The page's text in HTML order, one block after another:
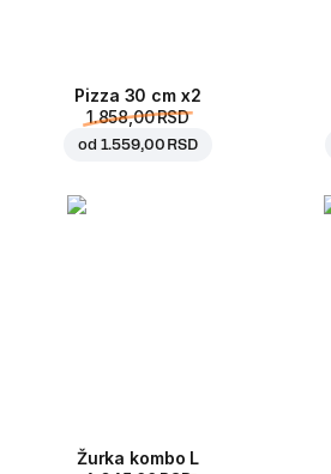
Pizza 30 cm x2
1.858,00 RSD
od 1.559,00 RSD
Žurka kombo L